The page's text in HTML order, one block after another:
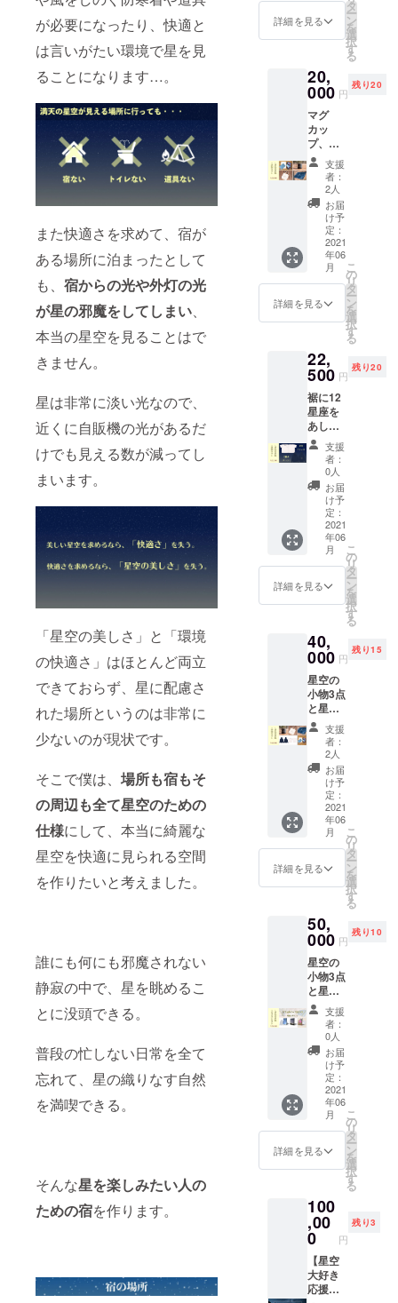
が必要になったり、快適と
は言いがたい環境で星を見
ることになります…。
また快適さを求めて、宿が
ある場所に泊まったとして
も、 宿からの光や外灯の光
が星の邪魔をしてしまい
本当の星空を見ることはで
きません。
星は非常に淡い光なので、
近くに自販機の光があるだ
けでも見える数が減ってし
まいます。
「星空の美しさ」と「環境
の快適さ」はほとんど両立
できておらず、星に配慮さ
れた場所というのは非常に
少ないのが現状です。
そこで僕は、 場所も宿もそ
の周辺も全て星空のための
仕様にして、本当に綺麗な
星空を快適に見られる空間
を作りたいと考えました。
誰にも何にも邪魔されない
静寂の中で、星を眺めるこ
とに没頭できる。
普段の忙しない日常を全て
忘れて、星の織りなす自然
を満喫できる。
そんな星を楽しみたい人の
ための宿を作ります。
丈:61）
XL（着
丈:76 身
幅:63 肩
幅:55 袖
丈:62）
定動画
(星空紹
真入
門)：
間
<DVDの
内容> 1.
星空紹
の星座
の探し
の星座
の探し
の星座
の探し
方 ・冬
空撮影
・カメ
ラに星
を写す
ために
必要な
こと・
もの ・
天の川
を撮る
ために
は？ ・
流れ星
を撮る
方法 ・
跡がグ
ワーっ
はどう
やって
撮る
の？ ・
星雲や
銀河の
写真を
撮るに
は？ ・
季節ご
とのお
すすめ
の被写
レフカ
メラの
・基本
的な撮
影方法
・撮影
が楽し
くなる
構図、
アング
ル ・花
火や星
空など
被写体
ごとの
おすす
めの撮
メンテ
ナンス
おこと
わり>
当DVD
および
動画の
著作権
は制作
者に帰
折々の
美しい
残すこ
とがで
きるよ
うにな
りま
す。 <
内容>
☆お礼
の手紙
☆DVD3
点(星空
紹介、
星空撮
影、写
真入
門)：
2〜3時
<DVDの
星空紹
介 ・春
の探し
方 ・夏
の星座
の探し
の星座
の探し
の星座
の探し
空撮影
・カメ
ラに星
こと・
もの ・
天の川
を撮る
ために
は？ ・
流れ星
を撮る
方法 ・
星の軌
跡がグ
ワーっ
て見え
る写真
はどう
撮る
の？ ・
写真を
撮るに
は？ ・
季節ご
とのお
すすめ
の被写
真入門
・一眼
レフカ
メラの
機能に
ついて
影方法
・撮影
構図、
アング
ル ・花
火や星
空など
被写体
ごとの
詳細を見る
タ
ー
ン
を
選
択
す
る
20,
000 円
残り20
マグ
カッ
プ、
トート
バッ
グ、ブ
ラン
ケット
が入っ
た星の
小物
セット
です。
<内容>
☆ お礼
プ ☆
トート
バッグ
☆ ブラ
ンケッ
ト 普段
の生活
に少し
だけ、
星の彩
りを感
じるこ
とがで
きま
す。
支援
者：
2人
お届
け予
定：
2021
年06
月
詳細を見る
こ
の
リ
タ
ー
ン
を
選
択
す
る
22,
500 円
残り20
裾に12
星座を
あし
らったT
シャツ
と、背
中に太
陽系の
デザイ
ンが描
かれた
パー
カーの
星空
セット
(S〜XL)
をお選
びくだ
さい。
<内容>
☆お礼
の手紙
☆星空T
シャツ
☆太陽
系パー
カー 星
空を楽
しみた
い日に
は、全
身も星
しょ
う！
支援
者：
0人
お届
け予
定：
2021
年06
月
詳細を見る
こ
の
リ
タ
ー
ン
を
選
択
す
る
40,
000 円
残り15
星空の
小物3点
と星空
の衣服2
点をつ
めた、
宇宙
セット
です！
衣服は
サイズ
(S〜XL)
をお選
びくだ
さい。
の手紙
☆マグ
カップ
☆トー
トバッ
グ ☆ブ
ラン
ケット
☆星空T
シャツ
☆太陽
系パー
カー こ
れで星
を見に
行った
日に
が上が
ること
間違い
なしで
す！
支援
者：
2人
お届
け予
定：
2021
年06
月
詳細を見る
こ
の
リ
タ
ー
ン
を
選
択
す
る
50,
000 円
残り10
星空の
小物3点
と星空
の衣服2
点をつ
めた、
宇宙
セッ
ト。そ
こに、
さらに
星空紹
介、星
空撮
影、写
DVD3点
を加え
た、
ビッグ
バン
セット
になり
ま
支援
者：
0人
お届
け予
定：
2021
年06
月
詳細を見る
こ
の
リ
タ
ー
ン
を
選
択
す
る
100
,00
0 円
残り3
【星空
大好き
応援